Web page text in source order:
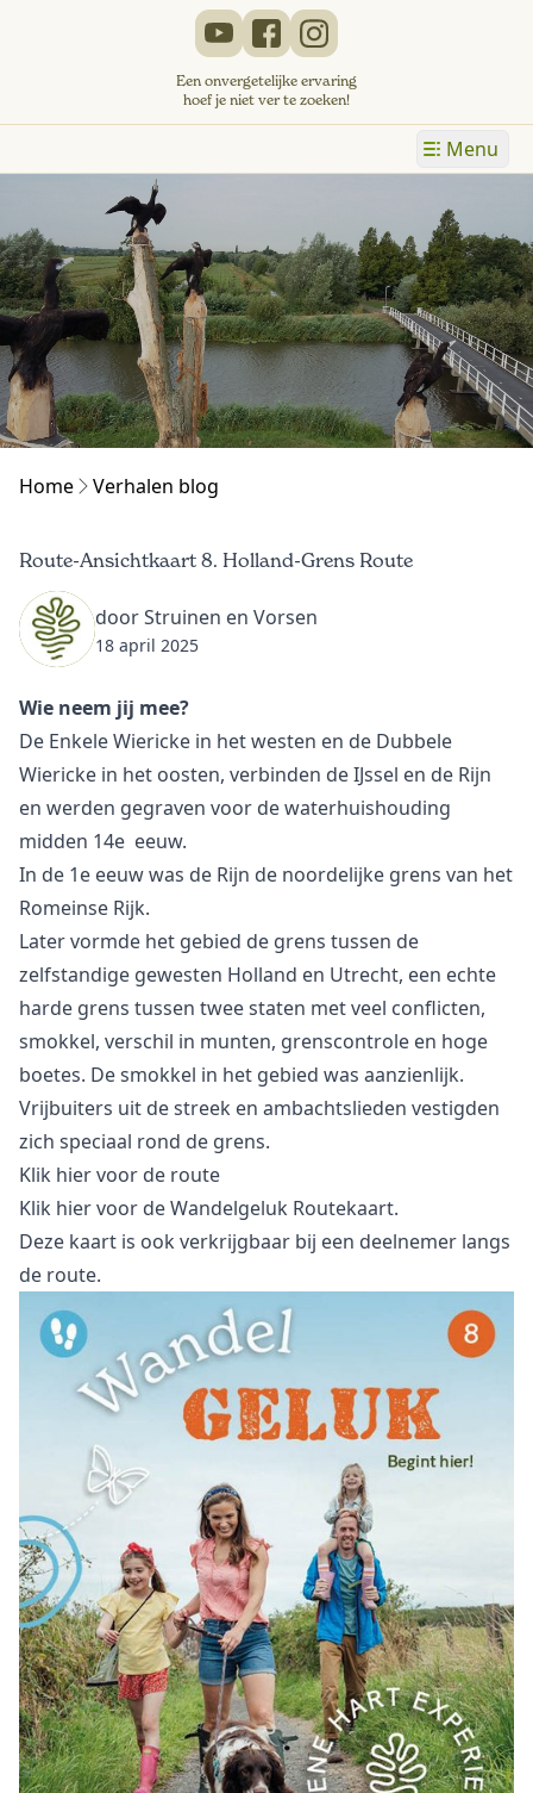
Een onvergetelijke ervaring
hoef je niet ver te zoeken!
Menu
Home Verhalen blog
Route-Ansichtkaart 8. Holland-Grens Route
door Struinen en Vorsen
18 april 2025
Wie neem jij mee?
De Enkele Wiericke in het westen en de Dubbele
Wiericke in het oosten, verbinden de IJssel en de Rijn
en werden gegraven voor de waterhuishouding
midden 14e eeuw.
In de 1e eeuw was de Rijn de noordelijke grens van het
Romeinse Rijk.
Later vormde het gebied de grens tussen de
zelfstandige gewesten Holland en Utrecht, een echte
harde grens tussen twee staten met veel conflicten,
smokkel, verschil in munten, grenscontrole en hoge
boetes. De smokkel in het gebied was aanzienlijk.
Vrijbuiters uit de streek en ambachtslieden vestigden
zich speciaal rond de grens.
Klik hiervoor de route
Klik hiervoor de Wandelgeluk Routekaart.
Deze kaart is ook verkrijgbaar bij een deelnemer langs
de route.